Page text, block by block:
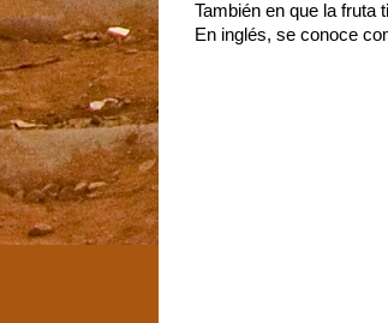
También en que la fruta
En inglés, se conoce